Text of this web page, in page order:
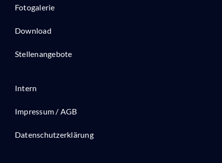
Fotogalerie
Download
Stellenangebote
Intern
Impressum / AGB
Datenschutzerklärung